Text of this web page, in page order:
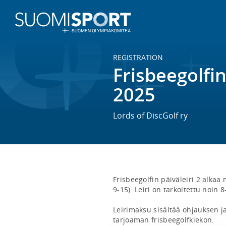
REGISTRATION
2025
Lords of DiscGolf ry
Frisbeegolfin päiväleiri 2 alkaa
9-15). Leiri on tarkoitettu noin
Leirimaksu sisältää ohjauksen
tarjoaman frisbeegolfkiekon.